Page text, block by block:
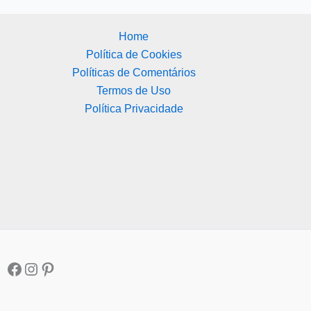
Home
Política de Cookies
Políticas de Comentários
Termos de Uso
Política Privacidade